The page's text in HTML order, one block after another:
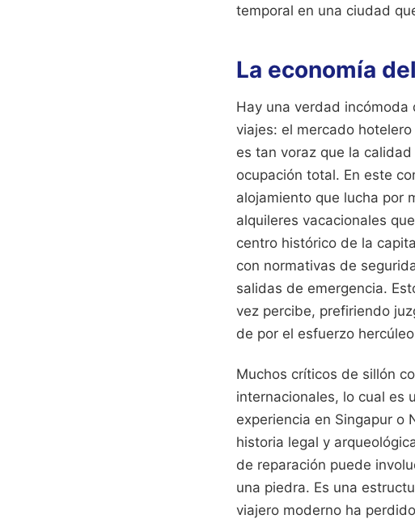
temporal en una ciudad
La economía
Hay una verdad
viajes: el mercado
es tan voraz que la
ocupación total. En este
alojamiento que lucha por
alquileres vacacionales
centro histórico de la
con normativas de
salidas de emergencia.
vez percibe, prefiriendo
de por el esfuerzo
Muchos críticos de sillón
internacionales, lo cual es
experiencia en Singapur o
historia legal y
de reparación puede
una piedra. Es una
viajero moderno ha